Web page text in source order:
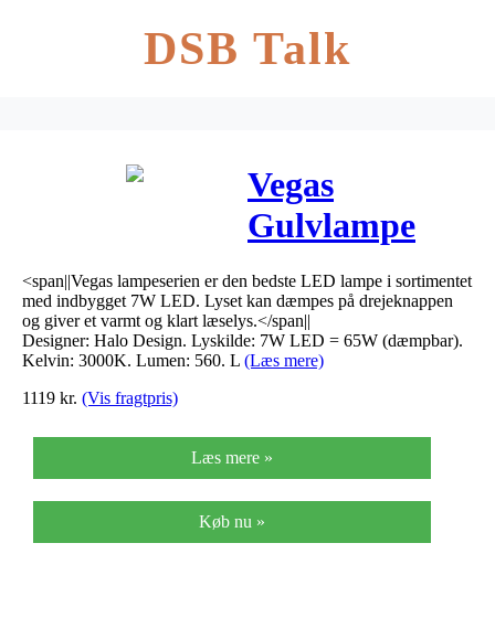
DSB Talk
Vegas
Gulvlampe
LED Børstet
Stål 2 arm
(dæmpbar)
<span||Vegas lampeserien er den bedste LED lampe i sortimentet
med indbygget 7W LED. Lyset kan dæmpes på drejeknappen
og giver et varmt og klart læselys.</span||
Designer: Halo Design. Lyskilde: 7W LED = 65W (dæmpbar).
Kelvin: 3000K. Lumen: 560. L (Læs mere)
1119 kr. (Vis fragtpris)
Læs mere »
Køb nu »